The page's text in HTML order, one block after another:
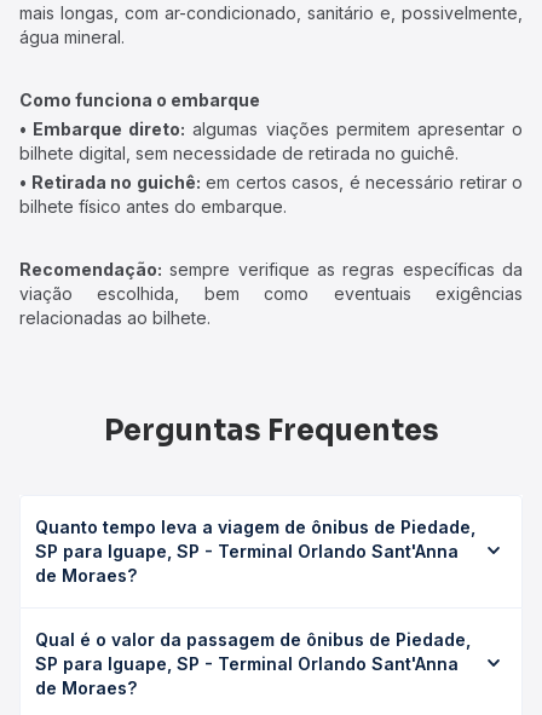
mais longas, com ar-condicionado, sanitário e, possivelmente,
água mineral.
Como funciona o embarque
• Embarque direto: algumas viações permitem apresentar o
bilhete digital, sem necessidade de retirada no guichê.
• Retirada no guichê: em certos casos, é necessário retirar o
bilhete físico antes do embarque.
Recomendação: sempre verifique as regras específicas da
viação escolhida, bem como eventuais exigências
relacionadas ao bilhete.
Perguntas Frequentes
Quanto tempo leva a viagem de ônibus de Piedade,
SP para Iguape, SP - Terminal Orlando Sant'Anna
de Moraes?
Terminal Orlando Sant'Anna de Moraes leva em média 4h
5min, podendo variar conforme a viação, o tipo de serviço
(convencional, executivo ou leito) e as condições de
Qual é o valor da passagem de ônibus de Piedade,
SP para Iguape, SP - Terminal Orlando Sant'Anna
de Moraes?